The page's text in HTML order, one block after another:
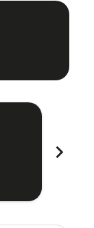
chevron_right